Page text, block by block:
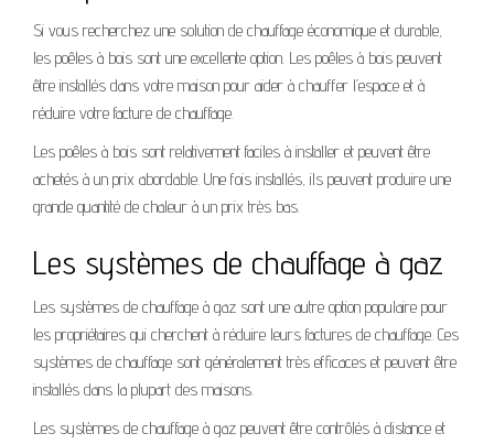
Si vous recherchez une solution de chauffage économique et durable,
les poêles à bois sont une excellente option. Les poêles à bois peuvent
être installés dans votre maison pour aider à chauffer l’espace et à
réduire votre facture de chauffage.
Les poêles à bois sont relativement faciles à installer et peuvent être
achetés à un prix abordable. Une fois installés, ils peuvent produire une
grande quantité de chaleur à un prix très bas.
Les systèmes de chauffage à gaz
Les systèmes de chauffage à gaz sont une autre option populaire pour
les propriétaires qui cherchent à réduire leurs factures de chauffage. Ces
systèmes de chauffage sont généralement très efficaces et peuvent être
installés dans la plupart des maisons.
Les systèmes de chauffage à gaz peuvent être contrôlés à distance et